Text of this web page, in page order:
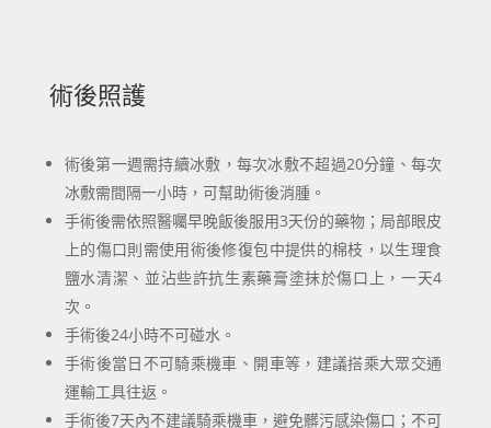
術後照護
術後第一週需持續冰敷，每次冰敷不超過20分鐘、每次
冰敷需間隔一小時，可幫助術後消腫。
手術後需依照醫囑早晚飯後服用3天份的藥物；局部眼皮
上的傷口則需使用術後修復包中提供的棉枝，以生理食
鹽水清潔、並沾些許抗生素藥膏塗抹於傷口上，一天4
次。
手術後24小時不可碰水。
手術後當日不可騎乘機車、開車等，建議搭乘大眾交通
運輸工具往返。
手術後7天內不建議騎乘機車，避免髒污感染傷口；不可